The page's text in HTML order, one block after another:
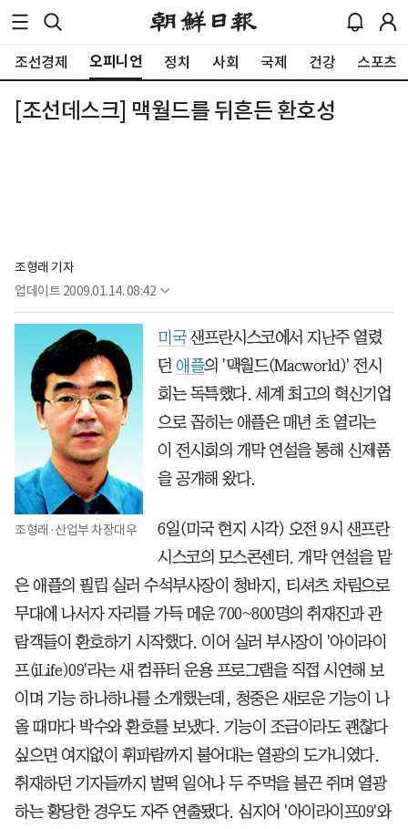
조선경제 오피니언 정치 사회 국제 건강 스포츠
[조선데스크] 맥월드를 뒤흔든 환호성
조형래 기자
업데이트 2009.01.14. 08:42
조형래·산업부 차장대우
미국샌프란시스코에서 지난주 열렸
던 애플의 '맥월드(Macworld)' 전시
회는 독특했다. 세계 최고의 혁신기업
으로 꼽히는 애플은 매년 초 열리는
이 전시회의 개막 연설을 통해 신제품
을 공개해 왔다.
6일(미국 현지 시각) 오전 9시 샌프란
시스코의 모스콘센터. 개막 연설을 맡
은 애플의 필립 실러 수석부사장이 청바지, 티셔츠 차림으로
무대에 나서자 자리를 가득 메운 700~800명의 취재진과 관
람객들이 환호하기 시작했다. 이어 실러 부사장이 '아이라이
프(iLife)09'라는 새 컴퓨터 운용 프로그램을 직접 시연해 보
이며 기능 하나하나를 소개했는데, 청중은 새로운 기능이 나
올 때마다 박수와 환호를 보냈다. 기능이 조금이라도 괜찮다
싶으면 여지없이 휘파람까지 불어대는 열광의 도가니였다.
취재하던 기자들까지 벌떡 일어나 두 주먹을 불끈 쥐며 열광
하는 황당한 경우도 자주 연출됐다. 심지어 '아이라이프09'와